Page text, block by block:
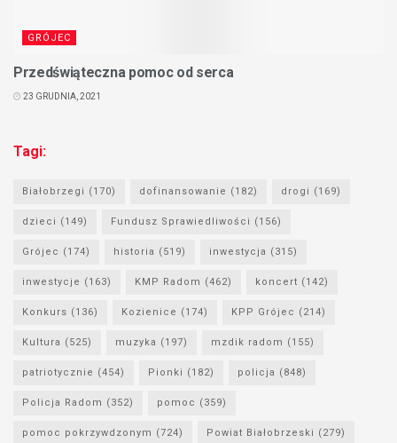
GRÓJEC
Przedświąteczna pomoc od serca
23 GRUDNIA, 2021
Tagi:
Białobrzegi (170) dofinansowanie (182) drogi (169)
dzieci (149) Fundusz Sprawiedliwości (156)
Grójec (174) historia (519) inwestycja (315)
inwestycje (163) KMP Radom (462) koncert (142)
Konkurs (136) Kozienice (174) KPP Grójec (214)
Kultura (525) muzyka (197) mzdik radom (155)
patriotycznie (454) Pionki (182) policja (848)
Policja Radom (352) pomoc (359)
pomoc pokrzywdzonym (724) Powiat Białobrzeski (279)